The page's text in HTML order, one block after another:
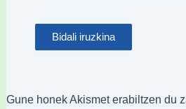
Gune honek Akismet erabiltzen du